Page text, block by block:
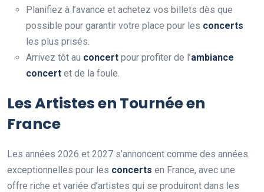
Planifiez à l’avance et achetez vos billets dès que
possible pour garantir votre place pour les concerts
les plus prisés.
Arrivez tôt au concert pour profiter de l’ambiance
concert et de la foule.
Les Artistes en Tournée en
France
Les années 2026 et 2027 s’annoncent comme des années
exceptionnelles pour les concerts en France, avec une
offre riche et variée d’artistes qui se produiront dans les